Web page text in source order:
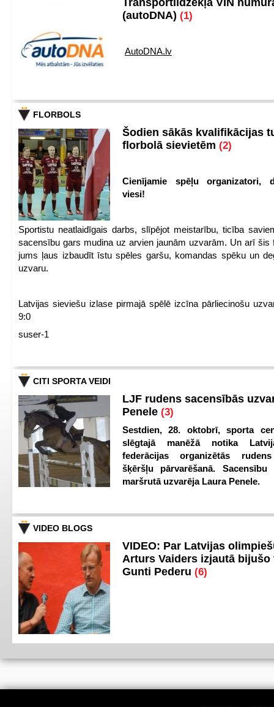
Transportlīdzekļa VIN
(autoDNA) (1)
AutoDNA.lv
FLORBOLS
Šodien sākās kvalifikācijas
florbolā sievietēm (2)
Cienījamie spēļu organizatori,
viesi!
Sportistu neatlaidīgais darbs, slīpējot meistarību, ticība
sacensību gars mudina uz arvien jaunām uzvarām. Un arī šis
jums ļaus izbaudīt īstu spēles garšu, komandas spēku un
uzvaru.
Latvijas sieviešu izlase pirmajā spēlē izcīna pārliecinošu
9:0
suser-1
CITI SPORTA VEIDI
LJF rudens sacensībās
Penele (3)
Sestdien, 28. oktobrī, sporta
slēgtajā manēžā notika
federācijas organizētās
šķēršļu pārvarēšanā. Sacensību
maršrutā uzvarēja Laura Penele.
VIDEO BLOGS
VIDEO: Par Latvijas
Arturs Vaiders izjautā bijušo
Gunti Pederu (6)